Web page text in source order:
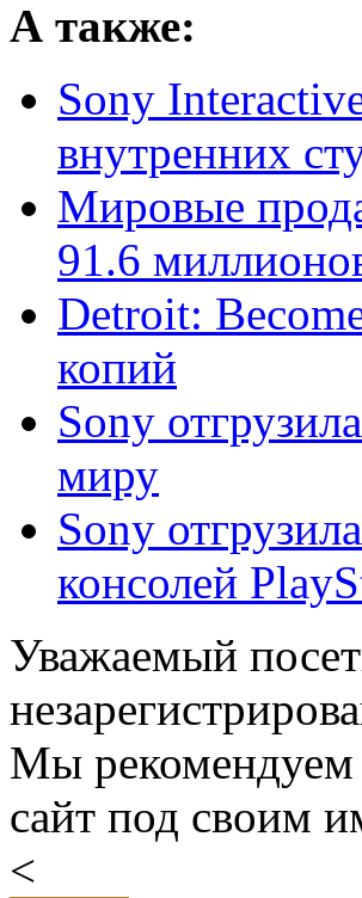
А также:
Sony
внутренних
Мировые
91.6
Detroit:
копий
Sony
миру
Sony
консолей
Уважаемый
Мы
сайт под своим
<